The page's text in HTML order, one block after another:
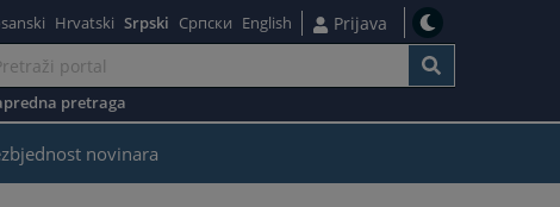
Hrvatski Srpski Српски English Prijava
pretraga
novinara